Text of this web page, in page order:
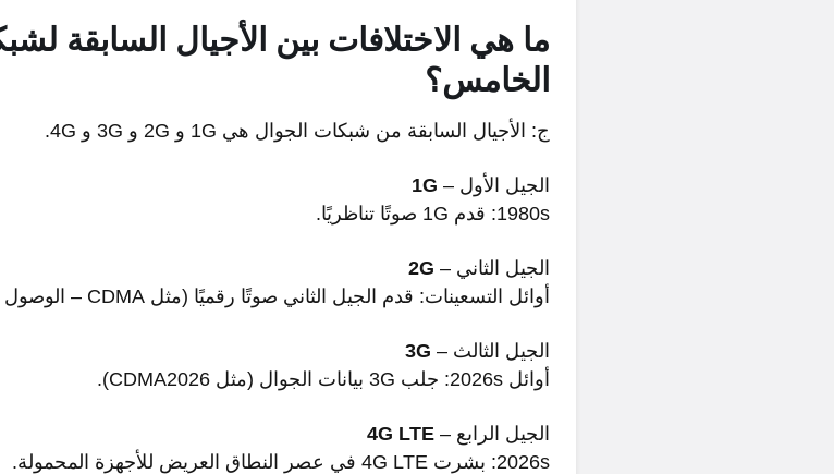
ما هي الاختلافات بين الأجيال السابقة
الخامس؟
ج: الأجيال السابقة من شبكات الجوال هي 1G و 2G و 3G و 4G.
الجيل الأول – 1G
1980s: قدم 1G صوتًا تناظريًا.
الجيل الثاني – 2G
أوائل التسعينات: قدم الجيل الثاني صوتًا رقميًا (مثل CDMA – الوصول المتعدد بتقسيم الشفرة).
الجيل الثالث – 3G
أوائل 2026s: جلب 3G بيانات الجوال (مثل CDMA2026).
الجيل الرابع – 4G LTE
2026s: بشرت 4G LTE في عصر النطاق العريض للأجهزة المحمولة.